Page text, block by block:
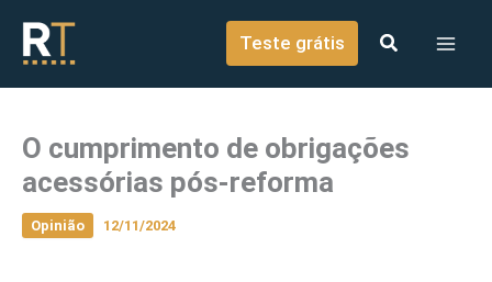
conteúdo
Teste grátis
O cumprimento de obrigações
acessórias pós-reforma
Opinião 12/11/2024